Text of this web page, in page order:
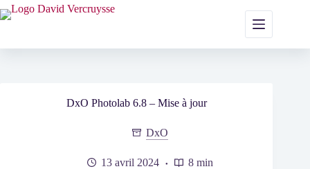
Passer
au
DxO Photolab 6.8 – Mise à jour
DxO
13 avril 2024 8 min